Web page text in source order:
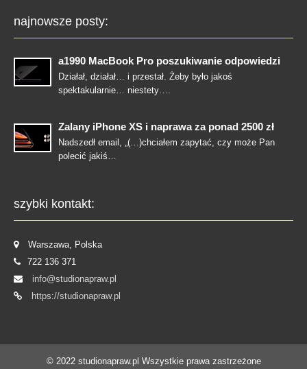
najnowsze posty:
a1990 MacBook Pro poszukiwanie odpowiedzi
Działał, działał… i przestał. Żeby było jakoś
spektakularnie… niestety….
Zalany iPhone XS i naprawa za ponad 2500 zł
Nadszedł email, „(…)chciałem zapytać, czy może Pan
polecić jakiś…
szybki kontakt:
Warszawa, Polska
722 136 371
info@studionapraw.pl
https://studionapraw.pl
© 2022 studionapraw.pl Wszystkie prawa zastrzeżone